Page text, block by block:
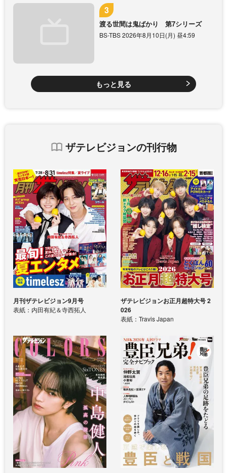
渡る世間は鬼ばかり 第7シリーズ
BS-TBS 2026年8月10日(月) 昼4:59
もっと見る
ザテレビジョンの刊行物
月刊ザテレビジョン9月号
表紙：内田有紀＆寺西拓人
ザテレビジョンお正月超特大号 2
026
表紙：Travis Japan